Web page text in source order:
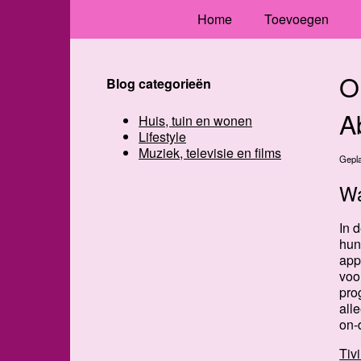
Home Toevoegen
In
Blog categorieën
Huis, tuin en wonen
Lifestyle
Muziek, televisie en films